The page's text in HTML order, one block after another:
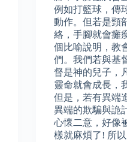
例如打籃球，傳
動作。但若是頸
絡，手腳就會癱
個比喻說明，教
們。我們若與基
督是神的兒子，
靈命就會成長，
但是，若有異端
異端的欺騙與詭
心懷二意，好像
樣就麻煩了! 所